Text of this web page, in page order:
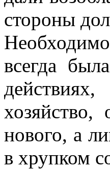
стороны
всегда
хозяйство,
нового, а
в хрупком